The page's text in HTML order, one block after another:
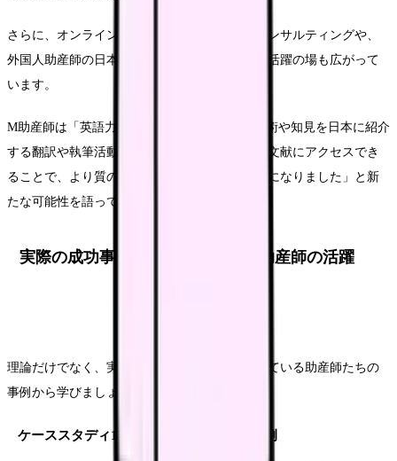
さらに、オンラインを活用した国際的な助産コンサルティングや、
外国人助産師の日本での就労支援など、新たな活躍の場も広がって
います。
M助産師は「英語力を活かして、海外の助産技術や知見を日本に紹介
する翻訳や執筆活動を始めました。最新の海外文献にアクセスでき
ることで、より質の高いケアを提供できるようになりました」と新
たな可能性を語っています。
実際の成功事例：英語を活かした助産師の活躍
理論だけでなく、実際に英語を活かして活躍している助産師たちの
事例から学びましょう。
ケーススタディ1：外国人患者対応の成功例